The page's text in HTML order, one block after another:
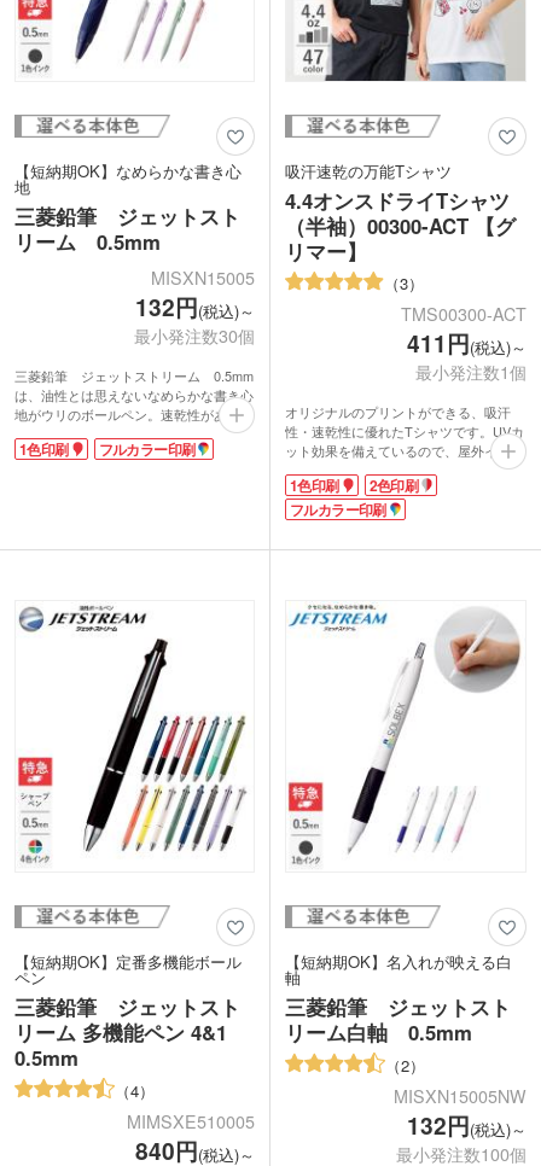
【短納期OK】なめらかな書き心
地
三菱鉛筆 ジェットスト
リーム 0.5mm
MISXN15005
132円(税込)～
最小発注数30個
三菱鉛筆 ジェットストリーム 0.5mm
は、油性とは思えないなめらかな書き心
地がウリのボールペン。速乾性があり、
一般的な油性インクよりも濃くしっかり
とした字が書けるのも特徴です。いつで
軸の部分に1色かフルカラーで名入れが
りやすくなりますよ。企業展示会やイベ
ントで配布するのにおすすめです。
1色印刷 フルカラー印刷
吸汗速乾の万能Tシャツ
4.4オンスドライTシャツ
（半袖）00300-ACT 【グ
リマー】
3
TMS00300-ACT
411円(税込)～
最小発注数1個
オリジナルのプリントができる、吸汗
性・速乾性に優れたTシャツです。UVカ
ット効果を備えているので、屋外イベン
トでも安心。ポリエステル100%のメッ
シュ素材を使用し、サラッとした軽い着
心地が魅力です。
能で、デザインの自由度抜群！文化祭や
るオリジナルグッズ作成にぴったりで
す。豊富なカラーバリエーションからお
好きな色をお選びください。
1色印刷
2色印刷
フルカラー印刷
【短納期OK】定番多機能ボール
ペン
三菱鉛筆 ジェットスト
リーム 多機能ペン 4&1
0.5mm
4
MIMSXE510005
840円(税込)～
【短納期OK】名入れが映える白
軸
三菱鉛筆 ジェットスト
リーム白軸 0.5mm
2
MISXN15005NW
132円(税込)～
最小発注数100個